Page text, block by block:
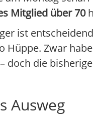
Mitglied über 70
ist
Hüppe. Zwar
doch die
Ausweg